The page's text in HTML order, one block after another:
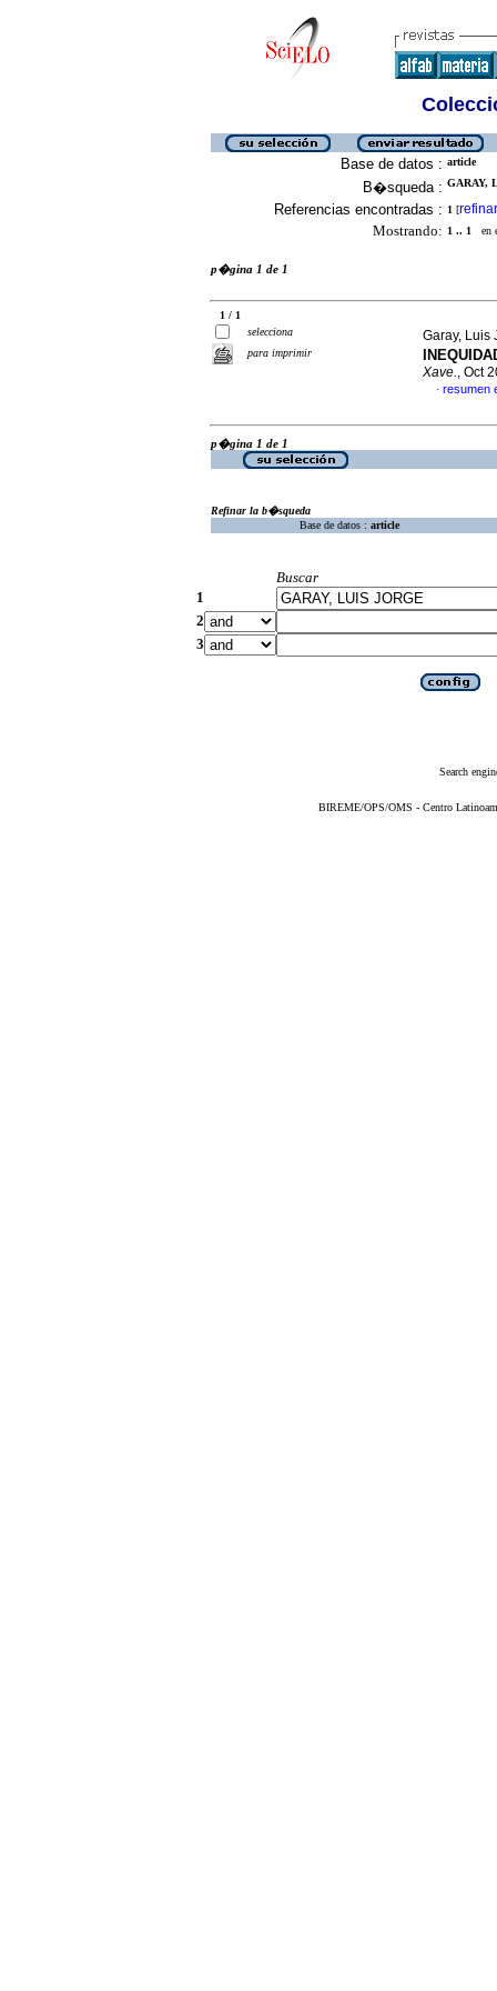
Base de datos : article
B�squeda : GARAY,
Referencias encontradas : 1 [refinar
Mostrando: 1 .. 1 en
p�gina 1 de 1
1 / 1
selecciona
para imprimir
Garay,
Xave., Oct
· resumen
p�gina 1 de 1
Refinar la b�squeda
Base de datos : article
Buscar
1
2
3
Search
BIREME/OPS/OMS - Centro